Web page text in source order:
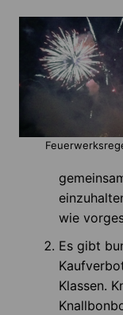
wie
Es gibt
Klassen.